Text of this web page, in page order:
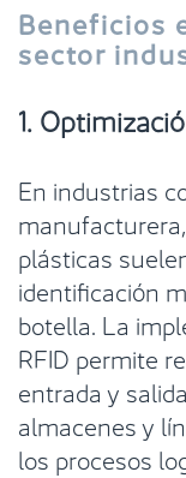
Beneficios
sector
1.
En industrias
plásticas
identificación
botella. La
RFID permite
entrada y
almacenes y
los procesos